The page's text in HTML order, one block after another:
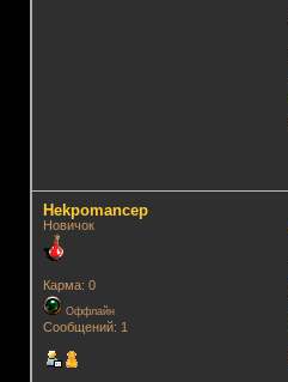
Hekpomancep
Новичок
Карма: 0
Оффлайн
Сообщений: 1